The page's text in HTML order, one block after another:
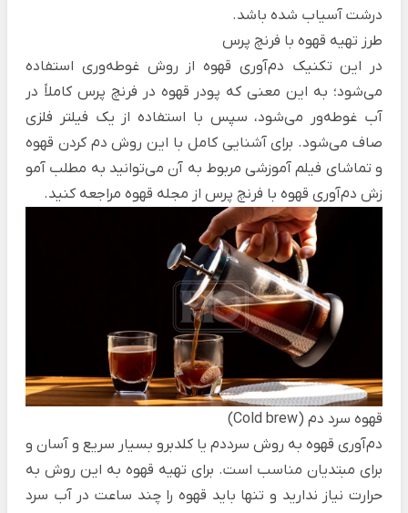
درشت آسیاب شده باشد.
طرز تهیه قهوه با فرنچ پرس
در این تکنیک دم‌آوری قهوه از روش غوطه‌وری استفاده
می‌شود؛ به این معنی که پودر قهوه در فرنچ پرس کاملاً در
آب غوطه‌ور می‌شود، سپس با استفاده از یک فیلتر فلزی
صاف می‌شود. برای آشنایی کامل با این روش دم کردن قهوه
و تماشای فیلم آموزشی مربوط به آن می‌توانید به مطلب آمو
زش دم‌آوری قهوه با فرنچ پرس از مجله قهوه مراجعه کنید.
قهوه سرد دم (Cold brew)
دم‌آوری قهوه به روش سرددم یا کلد‌برو بسیار سریع و آسان و
برای مبتدیان مناسب است. برای تهیه قهوه به این روش به
حرارت نیاز ندارید و تنها باید قهوه را چند ساعت در آب سرد